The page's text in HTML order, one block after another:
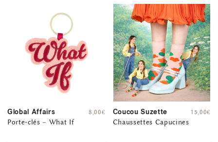
Global Affairs
Porte-clés – What If
8,00€ Coucou Suzette
Chaussettes Capucines
15,00€